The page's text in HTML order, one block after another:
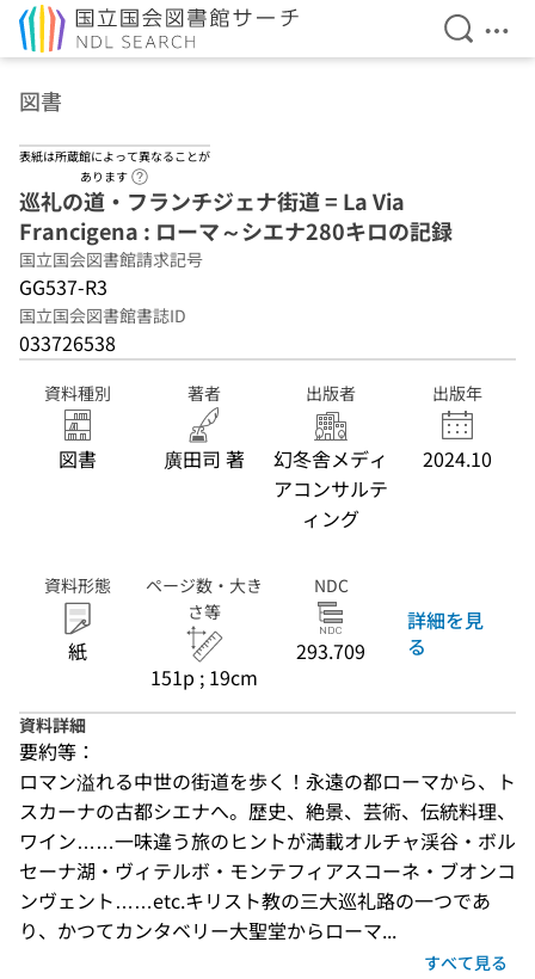
検索を
メ
図書
表紙は所蔵館によって異なることが
あります
巡礼の道・フランチジェナ街道 = La Via
Francigena : ローマ～シエナ280キロの記録
国立国会図書館請求記号
GG537-R3
国立国会図書館書誌ID
033726538
資料種別
図書
著者
廣田司 著
出版者
幻冬舎メディ
アコンサルテ
ィング
出版年
2024.10
資料形態
紙
ページ数・大き
さ等
151p ; 19cm
NDC
293.709
詳細を見
る
資料詳細
要約等：
ロマン溢れる中世の街道を歩く！永遠の都ローマから、ト
スカーナの古都シエナへ。歴史、絶景、芸術、伝統料理、
ワイン……一味違う旅のヒントが満載オルチャ渓谷・ボル
セーナ湖・ヴィテルボ・モンテフィアスコーネ・ブオンコ
ンヴェント……etc.キリスト教の三大巡礼路の一つであ
り、かつてカンタベリー大聖堂からローマ...
すべて見る